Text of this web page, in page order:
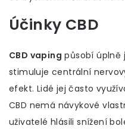
Účinky CBD
CBD vaping působí úplně
stimuluje centrální
efekt. Lidé jej často
CBD nemá návykové
uživatelé hlásili snížení